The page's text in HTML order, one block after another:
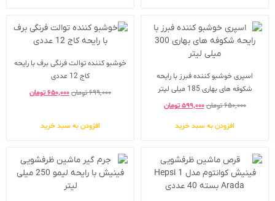
اسپری خوشبو کننده فبرز با رایحه
شکوفه های بهاری 185 میلی لیتر
۶۵۰,۰۰۰تومان۵۹۹,۰۰۰ تومان
افزودن به سبد خرید
خوشبو کننده توالت فرنگی برف با رایحه
کاج 12 عددی
۶۹۹,۰۰۰تومان۶۵۰,۰۰۰تومان
افزودن به سبد خرید